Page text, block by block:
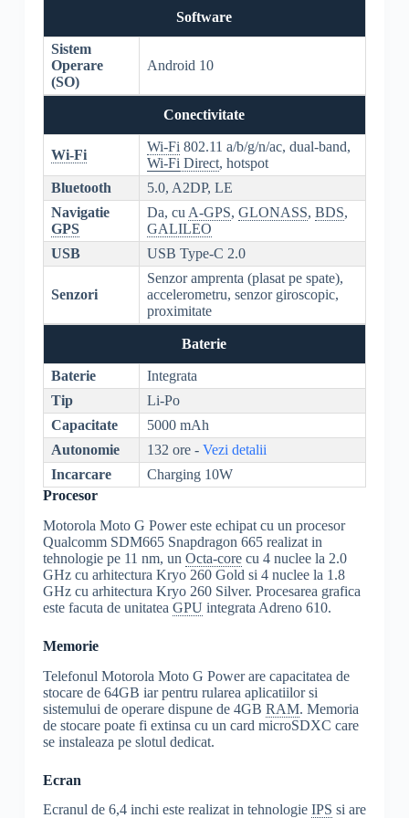
Software
Sistem
Operare
(SO)
Android 10
Conectivitate
Wi-Fi
Wi-Fi 802.11 a/b/g/n/ac, dual-band,
Wi-Fi Direct, hotspot
Bluetooth
5.0, A2DP, LE
Navigatie
GPS
Da, cu A-GPS, GLONASS, BDS,
GALILEO
USB
USB Type-C 2.0
Senzori
Senzor amprenta (plasat pe spate),
accelerometru, senzor giroscopic,
proximitate
Baterie
Baterie
Integrata
Tip
Li-Po
Capacitate
5000 mAh
Autonomie
132 ore - Vezi detalii
Incarcare
Charging 10W
Procesor
Motorola Moto G Power este echipat cu un procesor
Qualcomm SDM665 Snapdragon 665 realizat in
tehnologie pe 11 nm, un Octa-corecu 4 nuclee la 2.0
GHz cu arhitectura Kryo 260 Gold si 4 nuclee la 1.8
GHz cu arhitectura Kryo 260 Silver. Procesarea grafica
este facuta de unitatea GPU integrata Adreno 610.
Memorie
Telefonul Motorola Moto G Power are capacitatea de
stocare de 64GB iar pentru rularea aplicatiilor si
sistemului de operare dispune de 4GB RAM. Memoria
de stocare poate fi extinsa cu un card microSDXC care
se instaleaza pe slotul dedicat.
Ecran
Ecranul de 6,4 inchi este realizat in tehnologie IPS si are